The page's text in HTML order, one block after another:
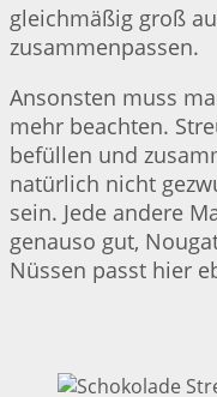
gleichmäßig groß
zusammenpassen.
Ansonsten muss
mehr beachten.
befüllen und
natürlich nicht
sein. Jede andere
genauso gut,
Nüssen passt hier